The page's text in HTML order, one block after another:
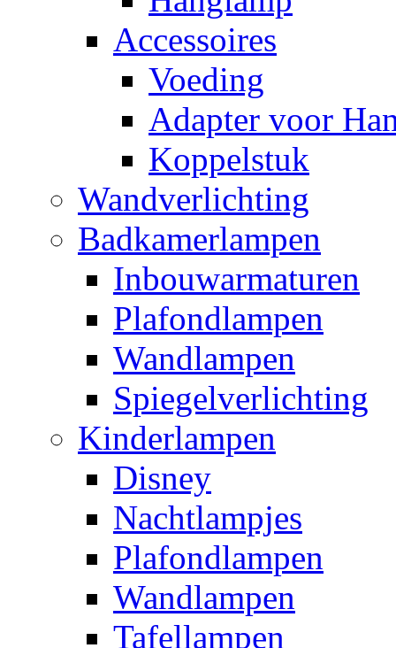
Accessoires
Voeding
Adapter voor
Koppelstuk
Wandverlichting
Badkamerlampen
Inbouwarmaturen
Plafondlampen
Wandlampen
Spiegelverlichting
Kinderlampen
Disney
Nachtlampjes
Plafondlampen
Wandlampen
Tafellampen